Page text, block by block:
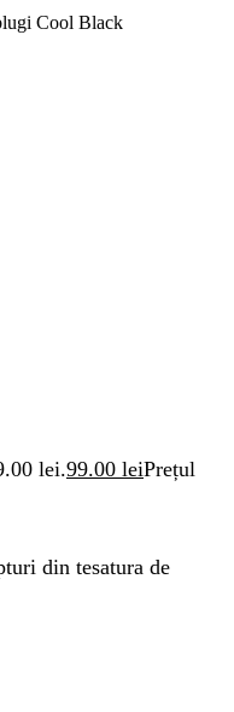
Cool Black
lei.99.00 leiPrețul
din tesatura de